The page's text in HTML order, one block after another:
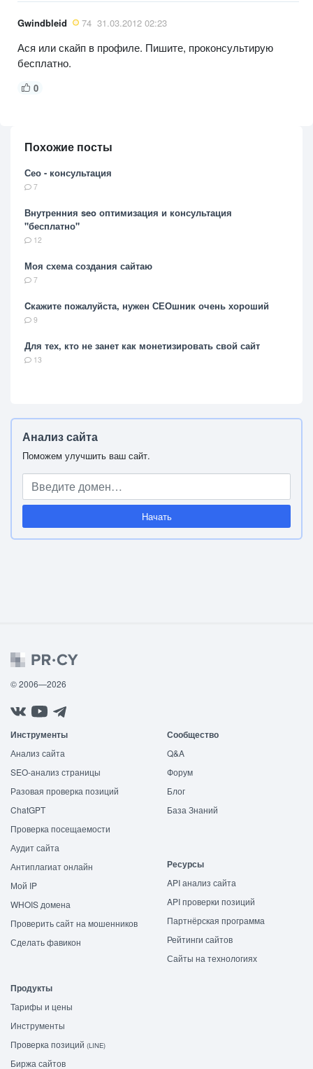
Gwindbleid 74 31.03.2012 02:23
Ася или скайп в профиле. Пишите, проконсультирую
бесплатно.
0
Похожие посты
Сео - консультация
7
Внутренния seo оптимизация и консультация
"бесплатно"
12
Моя схема создания сайтаю
7
Cкажите пожалуйста, нужен СЕОшник очень хороший
9
Для тех, кто не занет как монетизировать свой сайт
13
Анализ сайта
Поможем улучшить ваш сайт.
Начать
© 2006—2026
Инструменты
Анализ сайта
SEO-анализ страницы
Разовая проверка позиций
ChatGPT
Проверка посещаемости
Аудит сайта
Антиплагиат онлайн
Мой IP
WHOIS домена
Проверить сайт на мошенников
Сделать фавикон
Сообщество
Q&A
Форум
Блог
База Знаний
Ресурсы
API анализ сайта
API проверки позиций
Партнёрская программа
Рейтинги сайтов
Сайты на технологиях
Продукты
Тарифы и цены
Инструменты
Проверка позиций (LINE)
Биржа сайтов